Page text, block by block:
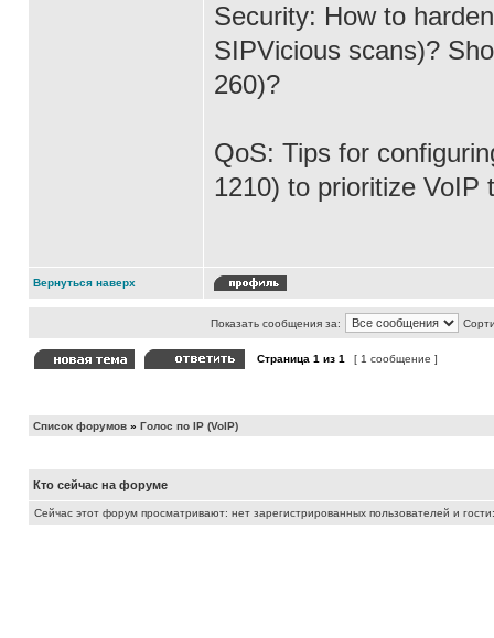
Security: How to
SIPVicious scans)?
260)?
QoS: Tips for
1210) to prioritize VoIP
Вернуться наверх
Показать сообщения за:
Страница 1 из 1 [ 1 сообщение ]
Список форумов » Голос по IP (VoIP)
Кто сейчас на форуме
Сейчас этот форум просматривают: нет зарегистрированных пользователей и